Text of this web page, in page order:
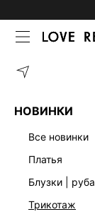
НОВИНКИ
все новинки
платья
блузки |
трикотаж
ГЛАВНАЯ